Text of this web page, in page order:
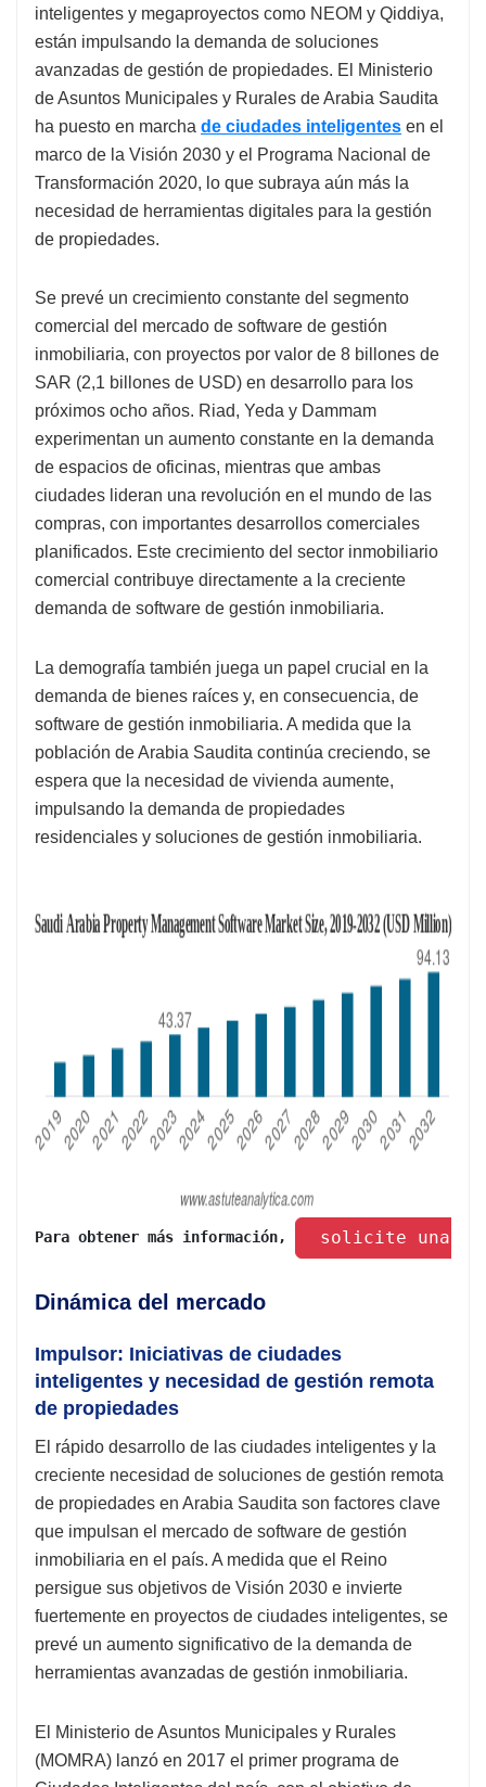
inteligentes y megaproyectos como NEOM y Qiddiya,
están impulsando la demanda de soluciones
avanzadas de gestión de propiedades. El Ministerio
de Asuntos Municipales y Rurales de Arabia Saudita
ha puesto en marcha de ciudades inteligentes en el
marco de la Visión 2030 y el Programa Nacional de
Transformación 2020, lo que subraya aún más la
necesidad de herramientas digitales para la gestión
de propiedades.
Se prevé un crecimiento constante del segmento
comercial del mercado de software de gestión
inmobiliaria, con proyectos por valor de 8 billones de
SAR (2,1 billones de USD) en desarrollo para los
próximos ocho años. Riad, Yeda y Dammam
experimentan un aumento constante en la demanda
de espacios de oficinas, mientras que ambas
ciudades lideran una revolución en el mundo de las
compras, con importantes desarrollos comerciales
planificados. Este crecimiento del sector inmobiliario
comercial contribuye directamente a la creciente
demanda de software de gestión inmobiliaria.
La demografía también juega un papel crucial en la
demanda de bienes raíces y, en consecuencia, de
software de gestión inmobiliaria. A medida que la
población de Arabia Saudita continúa creciendo, se
espera que la necesidad de vivienda aumente,
impulsando la demanda de propiedades
residenciales y soluciones de gestión inmobiliaria.
Para obtener más información, solicite una
Dinámica del mercado
Impulsor: Iniciativas de ciudades
inteligentes y necesidad de gestión remota
de propiedades
El rápido desarrollo de las ciudades inteligentes y la
creciente necesidad de soluciones de gestión remota
de propiedades en Arabia Saudita son factores clave
que impulsan el mercado de software de gestión
inmobiliaria en el país. A medida que el Reino
persigue sus objetivos de Visión 2030 e invierte
fuertemente en proyectos de ciudades inteligentes, se
prevé un aumento significativo de la demanda de
herramientas avanzadas de gestión inmobiliaria.
El Ministerio de Asuntos Municipales y Rurales
(MOMRA) lanzó en 2017 el primer programa de